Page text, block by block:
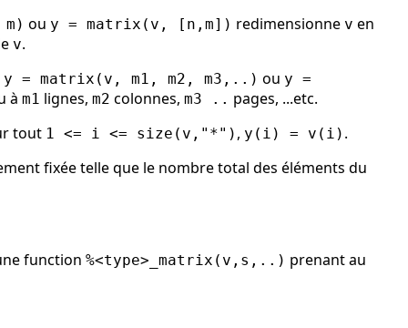
ou y = matrix(v, [n,m]) redimensionne v en
v.
y = matrix(v, m1, m2, m3,..) ou y =
à m1 lignes, m2 colonnes, m3 .. pages, ...etc.
tout 1 <= i <= size(v,"*") , y(i) = v(i) .
fixée telle que le nombre total des éléments du
function %<type>_matrix(v,s,..) prenant au